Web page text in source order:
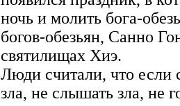
ночь и молить бога-
богов-обезьян, Санно
святилищах Хиэ.
Люди считали, что если
зла, не слышать зла, не